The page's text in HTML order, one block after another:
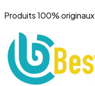
Produits 100% originaux